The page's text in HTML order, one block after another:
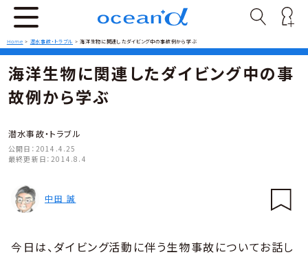
Home > 潜水事故・トラブル >海洋生物に関連したダイビング中の事故例から学ぶ
海洋生物に関連したダイビング中の事
故例から学ぶ
潜水事故・トラブル
公開日： 2014.4.25
最終更新日： 2014.8.4
中田 誠
今日は、ダイビング活動に伴う生物事故についてお話し